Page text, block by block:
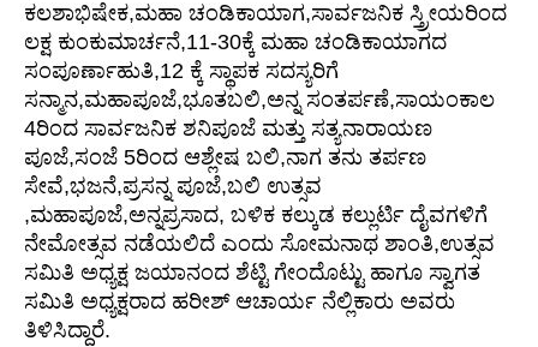
ಕಲಶಾಭಿಷೇಕ,ಮಹಾ ಚಂಡಿಕಾಯಾಗ,ಸಾರ್ವಜನಿಕ ಸ್ತ್ರೀಯರಿಂದ
ಲಕ್ಷ ಕುಂಕುಮಾರ್ಚನೆ,11-30ಕ್ಕೆ ಮಹಾ ಚಂಡಿಕಾಯಾಗದ
ಸಂಪೂರ್ಣಾಹುತಿ,12 ಕ್ಕೆ ಸ್ಥಾಪಕ ಸದಸ್ಯರಿಗೆ
ಸನ್ಮಾನ,ಮಹಾಪೂಜೆ,ಭೂತಬಲಿ,ಅನ್ನ ಸಂತರ್ಪಣೆ,ಸಾಯಂಕಾಲ
4ರಿಂದ ಸಾರ್ವಜನಿಕ ಶನಿಪೂಜೆ ಮತ್ತು ಸತ್ಯನಾರಾಯಣ
ಪೂಜೆ,ಸಂಜೆ 5ರಿಂದ ಆಶ್ಲೇಷ ಬಲಿ,ನಾಗ ತನು ತರ್ಪಣ
ಸೇವೆ,ಭಜನೆ,ಪ್ರಸನ್ನ ಪೂಜೆ,ಬಲಿ ಉತ್ಸವ
,ಮಹಾಪೂಜೆ,ಅನ್ನಪ್ರಸಾದ, ಬಳಿಕ ಕಲ್ಕುಡ ಕಲ್ಲುರ್ಟಿ ದೈವಗಳಿಗೆ
ನೇಮೋತ್ಸವ ನಡೆಯಲಿದೆ ಎಂದು ಸೋಮನಾಥ ಶಾಂತಿ,ಉತ್ಸವ
ಸಮಿತಿ ಅಧ್ಯಕ್ಷ ಜಯಾನಂದ ಶೆಟ್ಟಿ ಗೇಂದೊಟ್ಟು ಹಾಗೂ ಸ್ವಾಗತ
ಸಮಿತಿ ಅಧ್ಯಕ್ಷರಾದ ಹರೀಶ್ ಆಚಾರ್ಯ ನೆಲ್ಲಿಕಾರು ಅವರು
ತಿಳಿಸಿದ್ದಾರೆ.